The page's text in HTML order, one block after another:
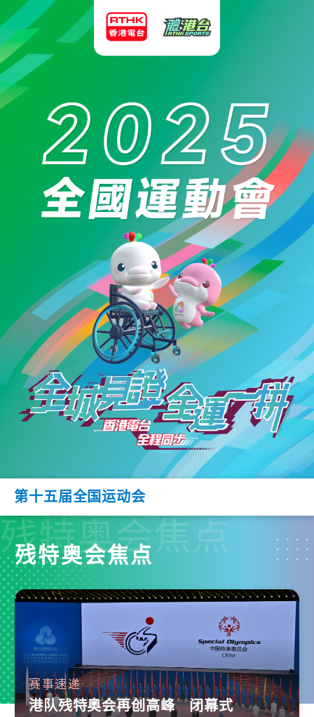
第十五届全国运动会
残特奥会焦点
残特奥会焦点
赛事速递
港队残特奥会再创高峰 闭幕式